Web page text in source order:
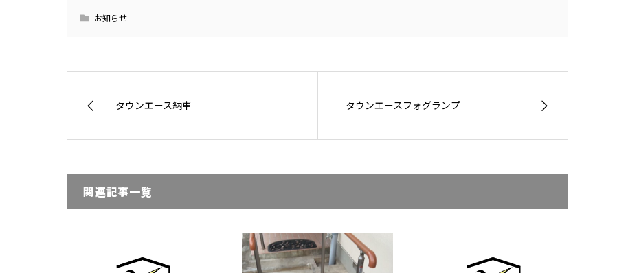
お知らせ
タウンエース納車 タウンエースフォグランプ
関連記事一覧